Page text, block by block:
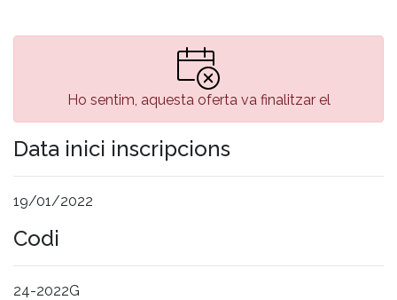
Ho sentim, aquesta oferta va finalitzar el
Data inici inscripcions
19/01/2022
Codi
24-2022G